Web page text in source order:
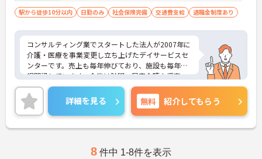
駅から徒歩10分以内 日勤のみ 社会保険完備 交通費支給 退職金制度あり
コンサルティング業でスタートした法人が2007年に
介護・医療を事業変更し立ち上げたデイサービスセ
ンターです。売上も毎年伸びており、施設も毎年新
規開設しています。今後は訪問・居宅介護支援事
業・サ高住も展開予定で、企業とともに成長できる
環境が整っております。ご興味を持たれた方は是非
お気軽にお問い合わせ下さい。
詳細を見る 無料 紹介してもらう
8 件中 1-8件を表示